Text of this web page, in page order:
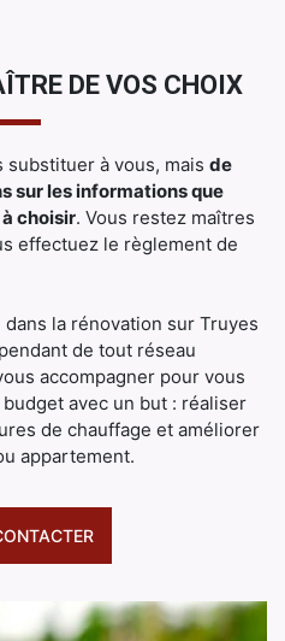
DE VOS CHOIX
substituer à vous, mais de
sur les informations que
choisir. Vous restez maîtres
effectuez le règlement de
dans la rénovation sur Truyes
de tout réseau
accompagner pour vous
avec un but : réaliser
de chauffage et améliorer
appartement.